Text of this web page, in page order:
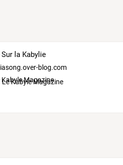
la Kabylie
blog.com
Le Kabyle Magazine